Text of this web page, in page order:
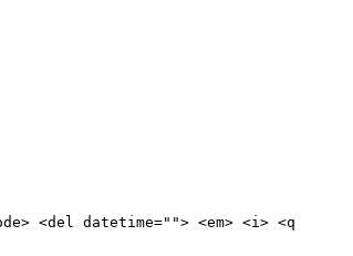
<del datetime=""> <em> <i> <q